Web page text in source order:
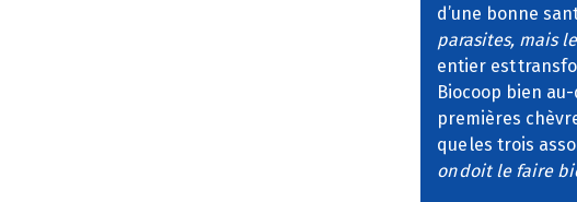
d’une bonne
parasites, mais
entier est
Biocoop bien
premières
que les trois
on doit le faire